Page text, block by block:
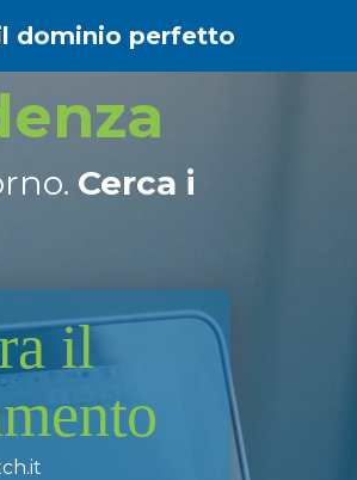
dominio perfetto
Cerca i
il